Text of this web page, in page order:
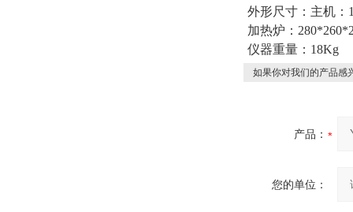
外形尺寸：主机：
加热炉：
仪器重量：18Kg
如果你对我们的产品感
产品：
您的单位：